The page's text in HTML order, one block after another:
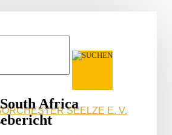
SEELZE E. V.
Africa